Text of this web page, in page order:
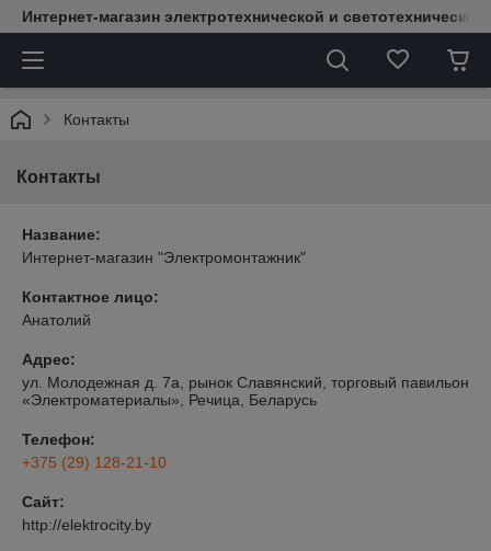
Интернет-магазин электротехнической и
Контакты
Контакты
Название:
Интернет-магазин "Электромонтажник"
Контактное лицо:
Анатолий
Адрес:
ул. Молодежная д. 7а, рынок Славянский, торговый павильон
«Электроматериалы», Речица, Беларусь
Телефон:
+375 (29) 128-21-10
Сайт:
http://elektrocity.by